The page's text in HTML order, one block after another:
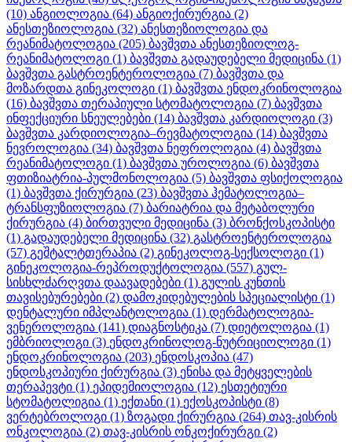
(10) ანგიოლოგია (64) ანგიოქირურგია (2)
ანესთეზიოლოგია (32) ანესთეზიოლოგია და
რეანიმატოლოგია (205) ბავშვთა ანესთეზიოლოგ-
რეანიმატოლოგი (1) ბავშვთა გადაუდებელი მედიცინა (1)
ბავშვთა გასტროენტეროლოგია (7) ბავშვთა და
მოზარდთა გინეკოლოგი (1) ბავშვთა ენდოკრინოლოგია
(16) ბავშვთა თერაპიული სტომატოლოგია (7) ბავშვთა
ინფექციური სნეულებები (14) ბავშვთა კარდიოლოგი (3)
ბავშვთა კარდიოლოგია–რევმატოლოგია (14) ბავშვთა
ნევროლოგია (34) ბავშვთა ნეფროლოგია (4) ბავშვთა
რეანიმატოლოგი (1) ბავშვთა უროლოგია (6) ბავშვთა
ფთიზიატრია-პულმონოლოგია (5) ბავშვთა ფსიქოლოგია
(1) ბავშვთა ქირურგია (23) ბავშვთა ჰემატოლოგია–
ტრანსფუზიოლოგია (7) ბარიატრია და მეტაბოლური
ქირურგია (4) ბირთვული მედიცინა (3) ბრონქოსკოპისტი
(1) გადაუდებელი მედიცინა (32) გასტროენტეროლოგია
(57) გეშტალტთერაპია (2) გინეკოლოგ-სექსოლოგი (1)
გინეკოლოგია-რეპროდუქტოლოგია (557) გულ-
სისხლძარღვთა დაავადებები (1) გულის კუნთის
თავისებურებები (2) დამოკიდებულების სპეციალისტი (1)
დენტალური იმპლანტოლოგია (1) დერმატოლოგია-
ვენეროლოგია (141) დიაგნოსტიკა (7) დიეტოლოგია (1)
ემბრიოლოგი (3) ენდოკრინოლოგ-ნუტრიციოლოგი (1)
ენდოკრინოლოგია (203) ენდოსკოპია (47)
ენდოსკოპიური ქირურგია (3) ენისა და მეტყველების
თერაპევტი (1) ეპიდემიოლოგია (12) ესთეტიური
სტომატოლიგია (1) ექთანი (1) ექოსკოპისტი (8)
ვერტებროლოგი (1) ზოგადი ქირურგია (264) თავ-კისრის
ონკოლოგია (2) თავ-კისრის ონკოქირურგი (2)